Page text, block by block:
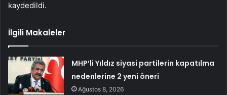
kaydedildi.
İlgili Makaleler
MHP’li Yıldız siyasi partilerin kapatılma
nedenlerine 2 yeni öneri
Ağustos 8, 2026